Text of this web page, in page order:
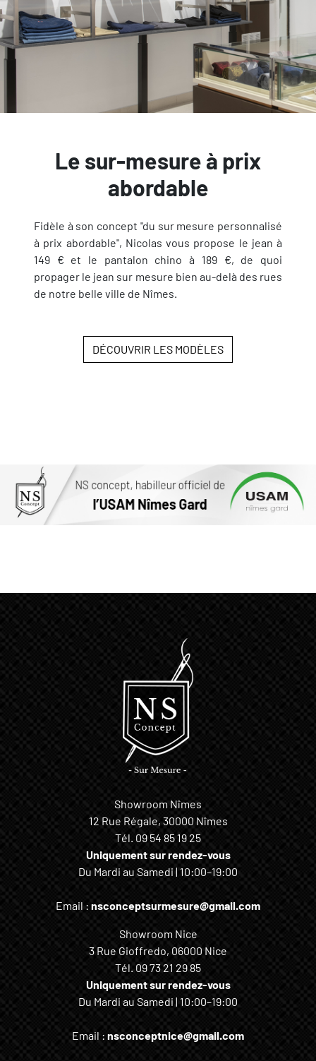
Le sur-mesure à prix
abordable
Fidèle à son concept "du sur mesure personnalisé
à prix abordable", Nicolas vous propose le jean à
149 € et le pantalon chino à 189 €, de quoi
propager le jean sur mesure bien au-delà des rues
de notre belle ville de Nîmes.
DÉCOUVRIR LES MODÈLES
Showroom Nîmes
12 Rue Régale, 30000 Nîmes
Tél. 09 54 85 19 25
Uniquement sur rendez-vous
Du Mardi au Samedi | 10:00–19:00
Email : nsconceptsurmesure@gmail.com
Showroom Nice
3 Rue Gioffredo, 06000 Nice
Tél. 09 73 21 29 85
Uniquement sur rendez-vous
Du Mardi au Samedi | 10:00–19:00
Email : nsconceptnice@gmail.com